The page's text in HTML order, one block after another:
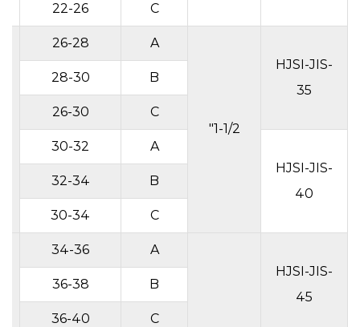
C
22-26
HJSI-JIS-
35
1-1/2"
A
26-28
B
28-30
C
26-30
HJSI-JIS-
40
A
30-32
B
32-34
C
30-34
HJSI-JIS-
45
A
34-36
B
36-38
C
36-40